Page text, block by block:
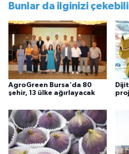
Bunlar da ilginizi
AgroGreen Bursa'da 80
şehir, 13 ülke ağırlayacak